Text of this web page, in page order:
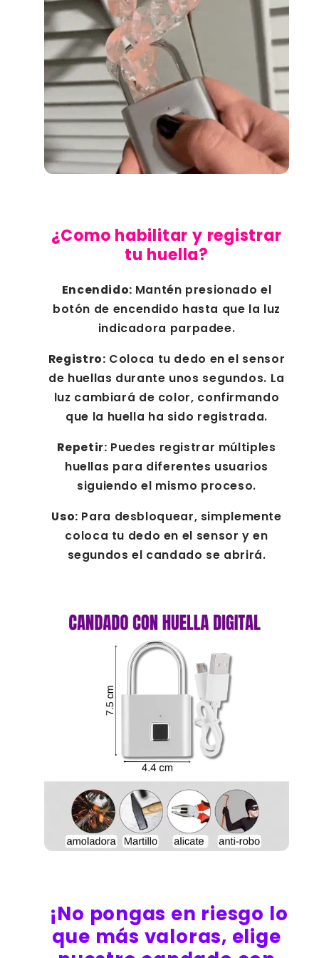
¿Como habilitar y registrar
tu huella?
Encendido: Mantén presionado el
botón de encendido hasta que la luz
indicadora parpadee.
Registro: Coloca tu dedo en el sensor
de huellas durante unos segundos. La
luz cambiará de color, confirmando
que la huella ha sido registrada.
Repetir: Puedes registrar múltiples
huellas para diferentes usuarios
siguiendo el mismo proceso.
Uso: Para desbloquear, simplemente
coloca tu dedo en el sensor y en
segundos el candado se abrirá.
¡No pongas en riesgo lo
que más valoras, elige